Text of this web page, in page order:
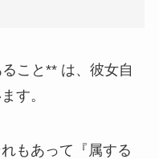
こと** は、彼女自
す。
もあって『属する